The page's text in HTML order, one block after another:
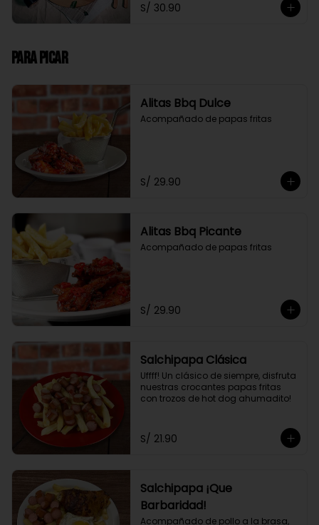
S/ 30.90
Para Picar
Alitas Bbq Dulce
Acompañado de papas fritas
S/ 29.90
Alitas Bbq Picante
Acompañado de papas fritas
S/ 29.90
Salchipapa Clásica
Uffff! Un clásico de siempre, disfruta
nuestras crocantes papas fritas
con trozos de hot dog ahumadito!
S/ 21.90
Salchipapa ¡Que
Barbaridad!
Acompañado de pollo a la brasa,